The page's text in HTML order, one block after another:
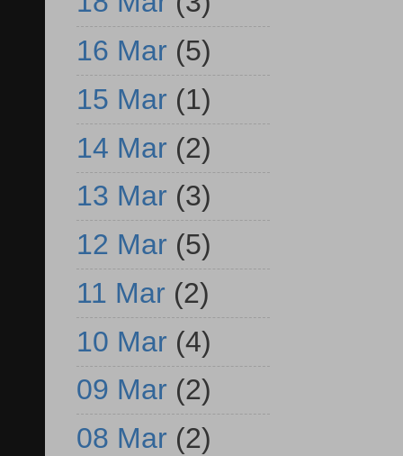
16 Mar (5)
15 Mar (1)
14 Mar (2)
13 Mar (3)
12 Mar (5)
11 Mar (2)
10 Mar (4)
09 Mar (2)
08 Mar (2)